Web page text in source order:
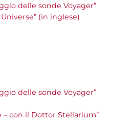
delle sonde Voyager”
(in inglese)
delle sonde Voyager”
– con il Dottor Stellarium”